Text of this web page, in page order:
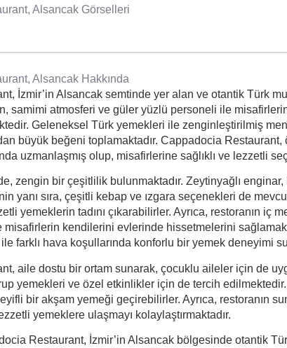
Alsancak Görselleri
Alsancak Hakkında
İzmir’in Alsancak semtinde yer alan ve otantik Türk
samimi atmosferi ve güler yüzlü personeli ile
Geleneksel Türk yemekleri ile zenginleştirilmiş
büyük beğeni toplamaktadır. Cappadocia
uzmanlaşmış olup, misafirlerine sağlıklı ve lezzetli
zengin bir çeşitlilik bulunmaktadır. Zeytinyağlı
yanı sıra, çeşitli kebap ve ızgara seçenekleri de
yemeklerin tadını çıkarabilirler. Ayrıca, restoranın iç
misafirlerin kendilerini evlerinde hissetmelerini
farklı hava koşullarında konforlu bir yemek deneyimi
aile dostu bir ortam sunarak, çocuklu aileler için de
yemekleri ve özel etkinlikler için de tercih
bir akşam yemeği geçirebilirler. Ayrıca, restoranın
yemeklere ulaşmayı kolaylaştırmaktadır.
Restaurant, İzmir’in Alsancak bölgesinde otantik